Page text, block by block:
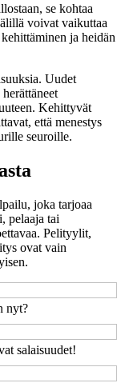
se kohtaa
voivat vaikuttaa
ja heidän
Uudet
Kehittyvät
että menestys
seuroille.
joka tarjoaa
pelaaja tai
Pelityylit,
ovat vain
nyt?
salaisuudet!